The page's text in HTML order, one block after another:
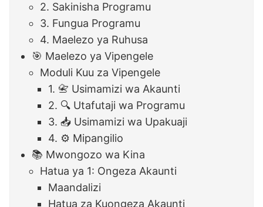
2. Sakinisha Programu
3. Fungua Programu
4. Maelezo ya Ruhusa
🎯 Maelezo ya Vipengele
Moduli Kuu za Vipengele
1. 📇 Usimamizi wa Akaunti
2. 🔍 Utafutaji wa Programu
3. 📥 Usimamizi wa Upakuaji
4. ⚙️ Mipangilio
📚 Mwongozo wa Kina
Hatua ya 1: Ongeza Akaunti
Maandalizi
Hatua za Kuongeza Akaunti